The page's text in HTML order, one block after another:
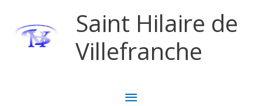
Saint Hilaire de
Villefranche
Menu